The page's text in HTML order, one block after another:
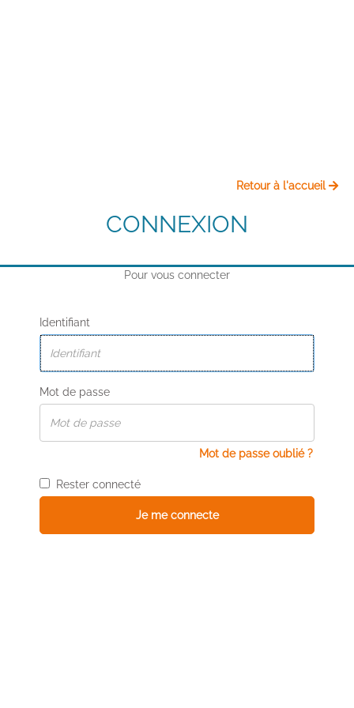
Retour à l'accueil
CONNEXION
Pour vous connecter
Identifiant
Mot de passe
Mot de passe oublié ?
Rester connecté
Je me connecte